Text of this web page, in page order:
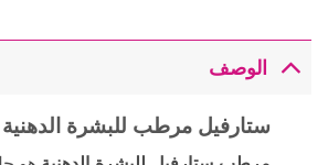
الوصف
ستارفيل مرطب للبشرة الدهنية 200 مل